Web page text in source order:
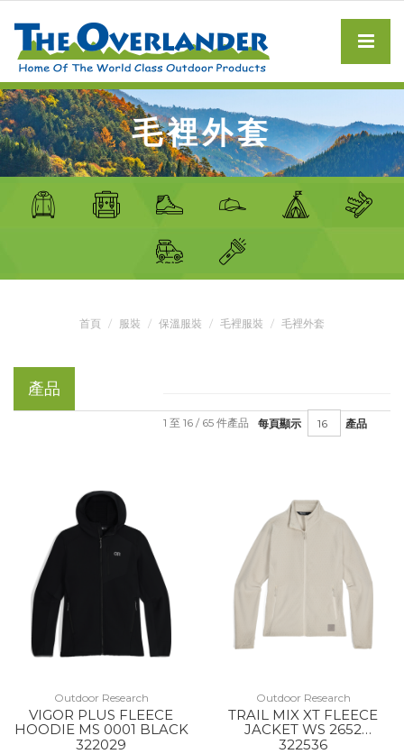
毛裡外套
首頁 服裝 保溫服裝 毛裡服裝 毛裡外套
產品
每頁顯示 產品
1 至 16 / 65 件產品
Outdoor Research
VIGOR PLUS FLEECE
HOODIE MS 0001 BLACK
322029
Outdoor Research
TRAIL MIX XT FLEECE
JACKET WS 2652
OYSTER
322536